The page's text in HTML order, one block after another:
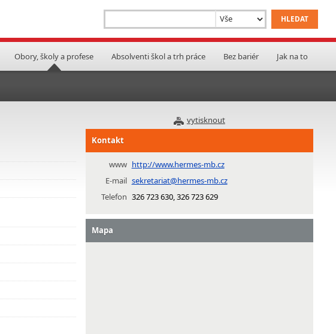
Obory, školy a profese Absolventi škol a trh práce Bez bariér Jak na to
vytisknout
Kontakt
www http://www.hermes-mb.cz
E-mail sekretariat@hermes-mb.cz
Telefon 326 723 630, 326 723 629
Mapa